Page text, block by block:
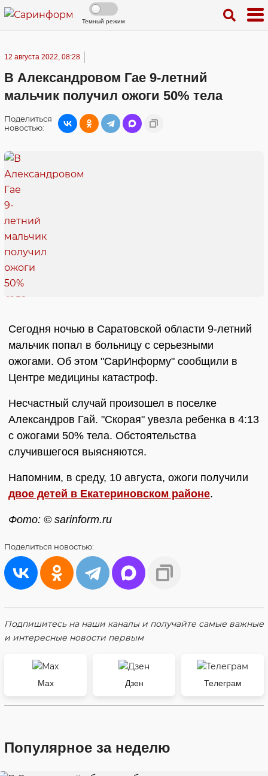
Темный режим
12 августа 2022, 08:28
В Александровом Гае 9-летний
мальчик получил ожоги 50% тела
Поделиться
новостью:
Сегодня ночью в Саратовской области 9-летний
мальчик попал в больницу с серьезными
ожогами. Об этом "СарИнформу" сообщили в
Центре медицины катастроф.
Несчастный случай произошел в поселке
Александров Гай. "Скорая" увезла ребенка в 4:13
с ожогами 50% тела. Обстоятельства
случившегося выясняются.
Напомним, в среду, 10 августа, ожоги получили
двое детей в Екатериновском районе.
Фото: © sarinform.ru
Поделиться новостью:
Подпишитесь на наши каналы и получайте самые важные
и интересные новости первым
Max Дзен Телеграм
Популярное за неделю